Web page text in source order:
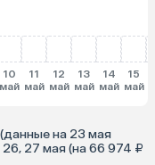
10
май
11
май
12
май
13
май
14
май
15
май
на 23 мая
27 мая (на 66 974 ₽